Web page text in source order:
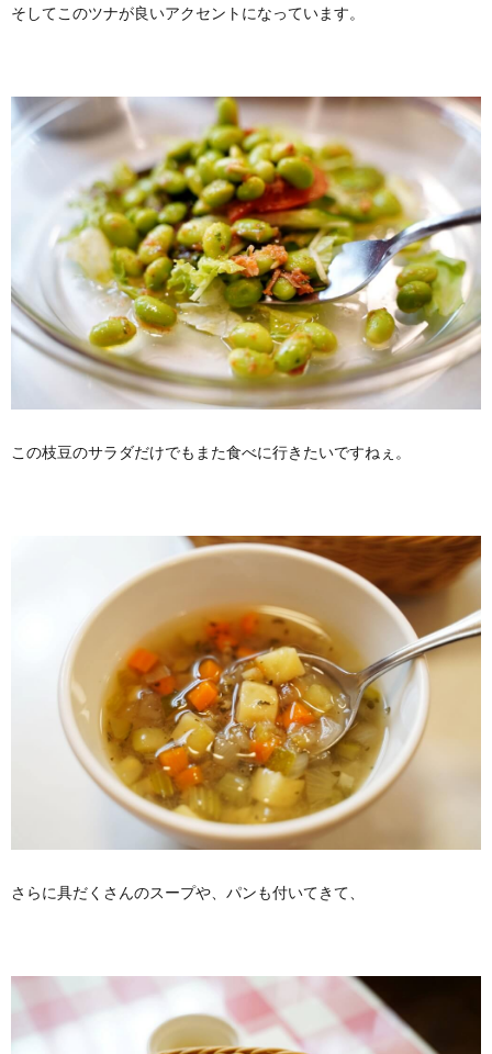
そしてこのツナが良いアクセントになっています。
この枝豆のサラダだけでもまた食べに行きたいですねぇ。
さらに具だくさんのスープや、パンも付いてきて、